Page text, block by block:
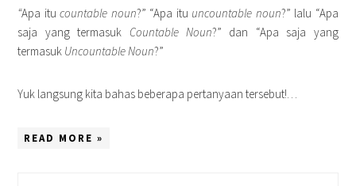
“Apa itucountable noun?” “Apa itu uncountable noun?” lalu “Apa
saja yang termasuk Countable Noun?” dan “Apa saja yang
termasuk Uncountable Noun?”
Yuk langsung kita bahas beberapa pertanyaan tersebut!…
READ MORE »